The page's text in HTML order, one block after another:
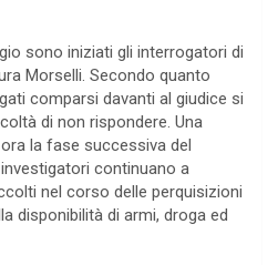
sono iniziati gli interrogatori di
Morselli. Secondo quanto
comparsi davanti al giudice si
di non rispondere. Una
la fase successiva del
continuano a
nel corso delle perquisizioni
disponibilità di armi, droga ed